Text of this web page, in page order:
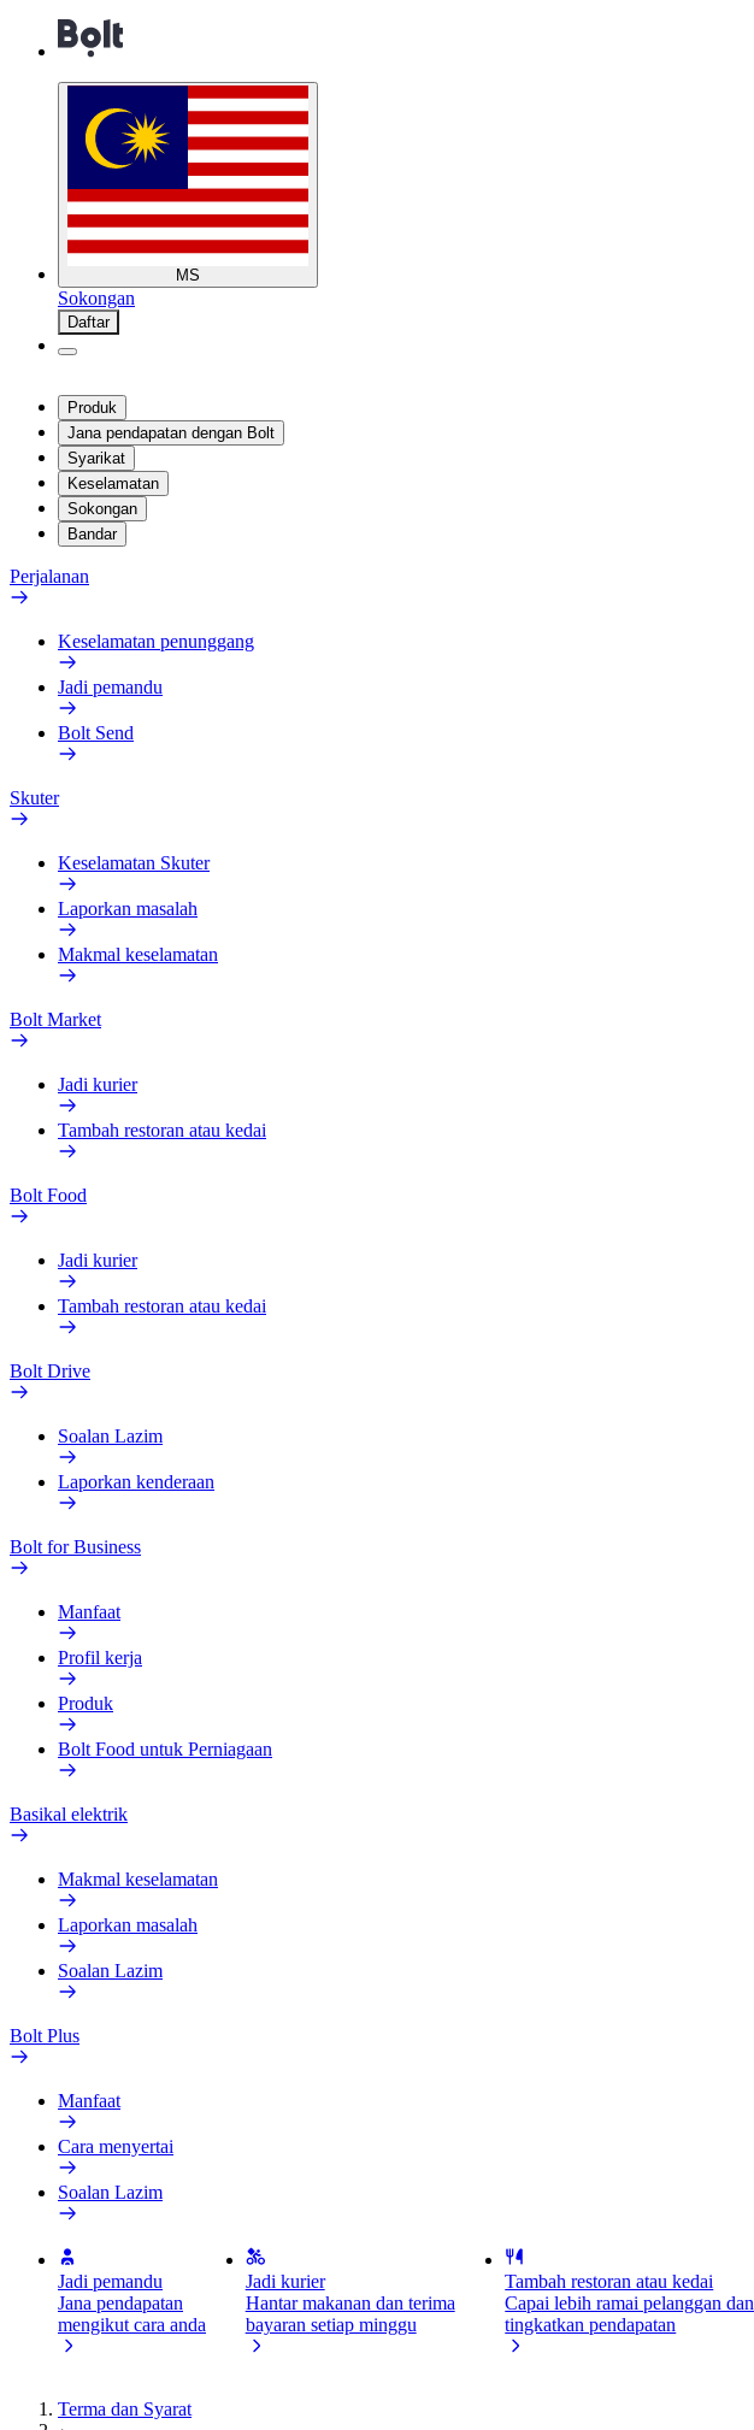
MS
Sokongan
Daftar
Produk
Jana pendapatan dengan Bolt
Syarikat
Keselamatan
Sokongan
Bandar
Perjalanan
Keselamatan penunggang
Jadi pemandu
Bolt Send
Skuter
Keselamatan Skuter
Laporkan masalah
Makmal keselamatan
Bolt Market
Jadi kurier
Tambah restoran atau kedai
Bolt Food
Jadi kurier
Tambah restoran atau kedai
Bolt Drive
Soalan Lazim
Laporkan kenderaan
Bolt for Business
Manfaat
Profil kerja
Produk
Bolt Food untuk Perniagaan
Basikal elektrik
Makmal keselamatan
Laporkan masalah
Soalan Lazim
Bolt Plus
Manfaat
Cara menyertai
Soalan Lazim
Jadi pemandu
Jana pendapatan
mengikut cara anda
Jadi kurier
Hantar makanan dan terima
bayaran setiap minggu
Tambah restoran atau kedai
Capai lebih ramai pelanggan dan
tingkatkan pendapatan
Terma dan Syarat